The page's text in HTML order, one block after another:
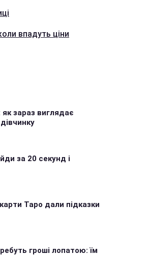
впадуть ціни
зараз виглядає
за 20 секунд і
Таро дали підказки
гроші лопатою: їм